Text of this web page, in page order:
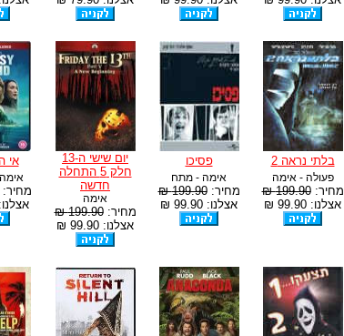
בלתי נראה 2
פעולה - אימה
מחיר:199.90 ₪
אצלנו: 99.90 ₪
פסיכו
אימה - מתח
מחיר:199.90 ₪
אצלנו: 99.90 ₪
יום שישי ה-13
חלק 5 התחלה
חדשה
אימה
מחיר:199.90 ₪
אצלנו: 99.90 ₪
אי
אצלנו: 79.90 ₪